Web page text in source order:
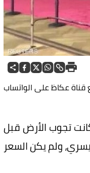
قناة عكاظ على الواتساب
تجوب الأرض قبل
دولار) في مزاد سويسري، ولم يكن السعر